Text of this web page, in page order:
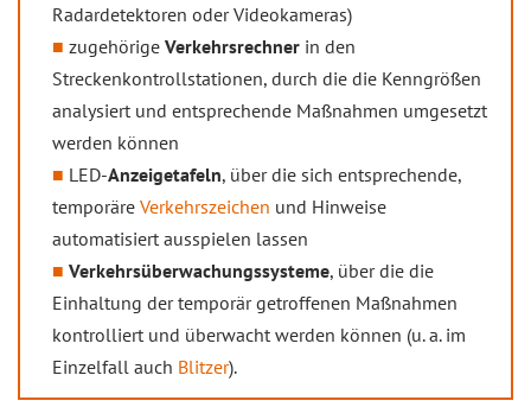
Radardetektoren oder Videokameras)
zugehörige Verkehrsrechner in den
Streckenkontrollstationen, durch die die Kenngrößen
analysiert und entsprechende Maßnahmen umgesetzt
werden können
LED-Anzeigetafeln, über die sich entsprechende,
temporäre Verkehrszeichen und Hinweise
automatisiert ausspielen lassen
Verkehrsüberwachungssysteme, über die die
Einhaltung der temporär getroffenen Maßnahmen
kontrolliert und überwacht werden können (u. a. im
Einzelfall auch Blitzer).